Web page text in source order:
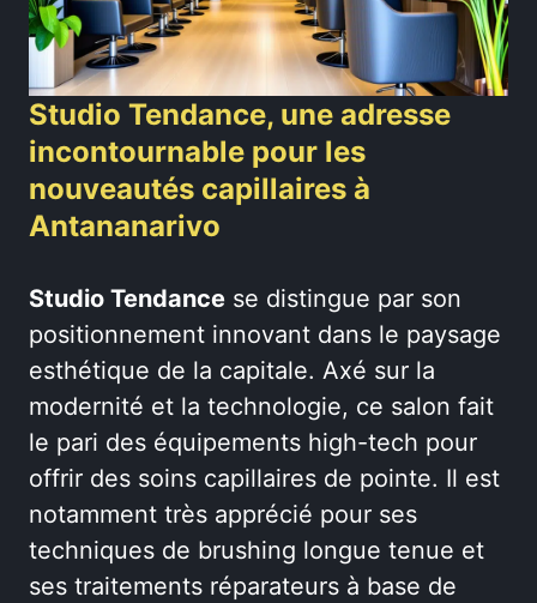
Studio Tendance, une adresse
incontournable pour les
nouveautés capillaires à
Antananarivo
Studio Tendance se distingue par son
positionnement innovant dans le paysage
esthétique de la capitale. Axé sur la
modernité et la technologie, ce salon fait
le pari des équipements high-tech pour
offrir des soins capillaires de pointe. Il est
notamment très apprécié pour ses
techniques de brushing longue tenue et
ses traitements réparateurs à base de